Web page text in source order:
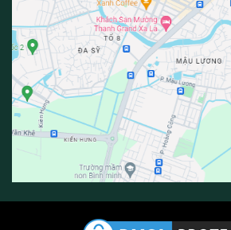
Ngược lại, nếu khách sạn mang
vintage, thì việc chọn các loại thảm lót
hay hình ảnh độc đáo là một ý tưởng
này mang đến sự tinh tế và phá cách cho
Bên cạnh phong cách, phương pháp
trong việc lựa chọn thảm lót sàn. Có hai
“toàn bộ sàn” và “vùng nhất định”.
dụng thảm lót trên toàn bộ không gian,
khu vực tiếp khách. Điều này tạo ra